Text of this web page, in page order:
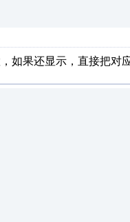
如果还显示，直接把对